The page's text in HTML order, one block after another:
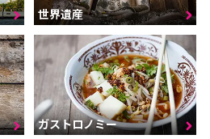
パッタルン
サトゥーン
スラーターニー
世界遺産
ガストロノミー